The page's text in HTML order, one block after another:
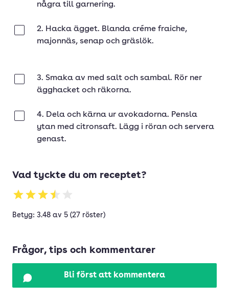
några till garnering.
2. Hacka ägget. Blanda créme fraiche,
majonnäs, senap och gräslök.
3. Smaka av med salt och sambal. Rör ner
ägghacket och räkorna.
4. Dela och kärna ur avokadorna. Pensla
ytan med citronsaft. Lägg i röran och servera
genast.
Vad tyckte du om receptet?
Betyg: 3.48 av 5 (27 röster)
Frågor, tips och kommentarer
Bli först att kommentera